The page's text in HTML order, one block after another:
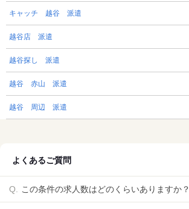
キャッチ 越谷 派遣
越谷店 派遣
越谷探し 派遣
越谷 赤山 派遣
越谷 周辺 派遣
よくあるご質問
この条件の求人数はどのくらいありますか？